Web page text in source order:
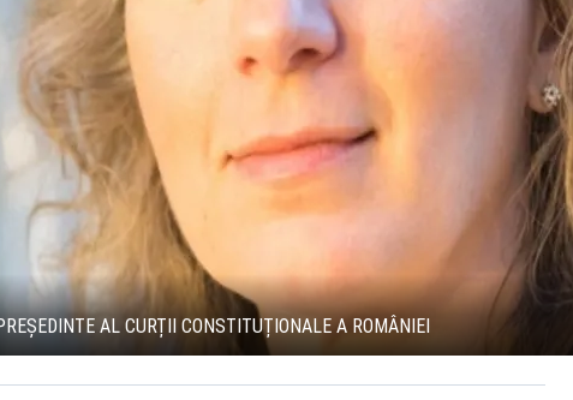
AL CURȚII CONSTITUȚIONALE A ROMÂNIEI